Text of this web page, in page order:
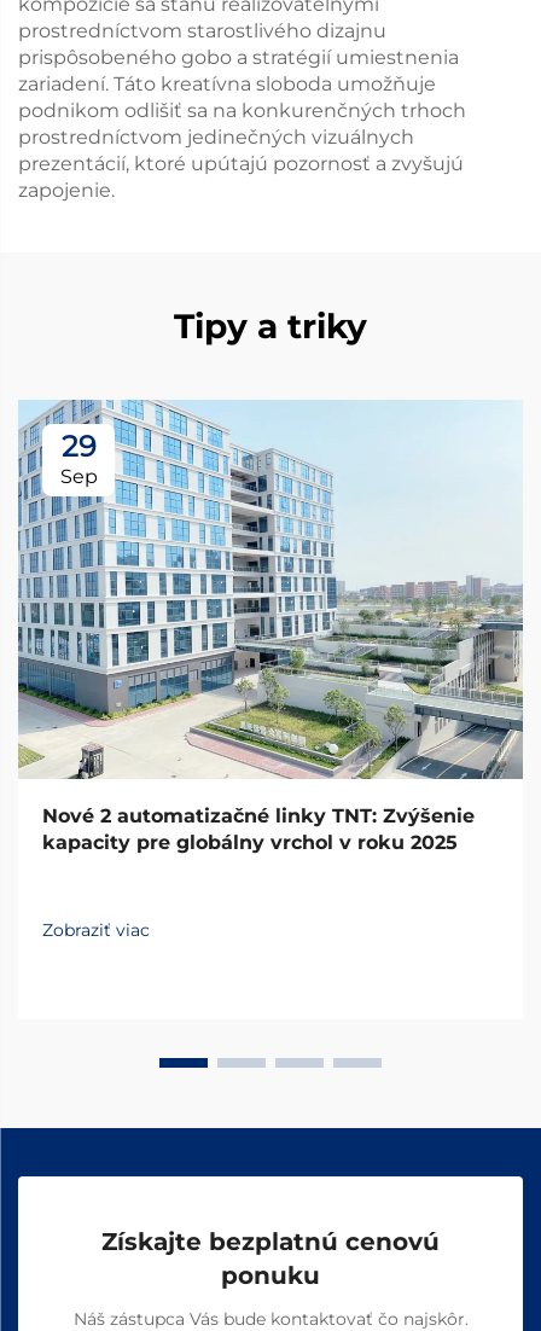
prostredníctvom starostlivého dizajnu
prispôsobeného gobo a stratégií umiestnenia
zariadení. Táto kreatívna sloboda umožňuje
podnikom odlišiť sa na konkurenčných trhoch
prostredníctvom jedinečných vizuálnych
prezentácií, ktoré upútajú pozornosť a zvyšujú
zapojenie.
Tipy a triky
29
Sep
Nové 2 automatizačné linky TNT: Zvýšenie
kapacity pre globálny vrchol v roku 2025
Zobraziť viac
Získajte bezplatnú cenovú
ponuku
Náš zástupca Vás bude kontaktovať čo najskôr.